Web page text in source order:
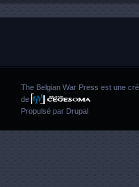
The Belgian War Press est une
de
Propulsé par Drupal